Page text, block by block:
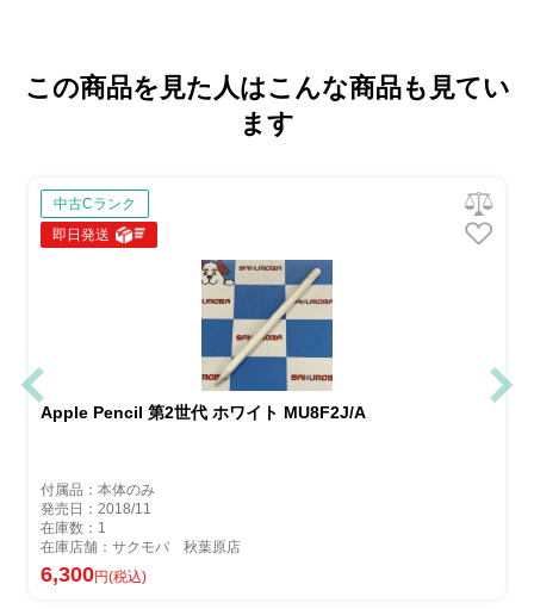
この商品を見た人はこんな商品も見てい
ます
中古Cランク
即日発送
Apple Pencil 第2世代 ホワイト MU8F2J/A
付属品：本体のみ
発売日：2018/11
在庫数：1
在庫店舗：サクモバ 秋葉原店
6,300円(税込)